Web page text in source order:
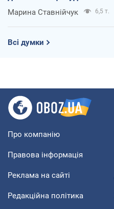
Марина Ставнійчук 6,5 т.
Всі думки
Про компанію
Правова інформація
Реклама на сайті
Редакційна політика